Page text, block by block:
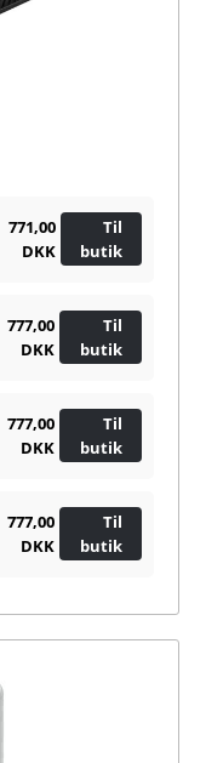
771,00
DKK
Til
butik
777,00
DKK
Til
butik
777,00
DKK
Til
butik
777,00
DKK
Til
butik